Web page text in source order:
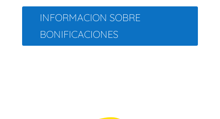
INFORMACION SOBRE
BONIFICACIONES